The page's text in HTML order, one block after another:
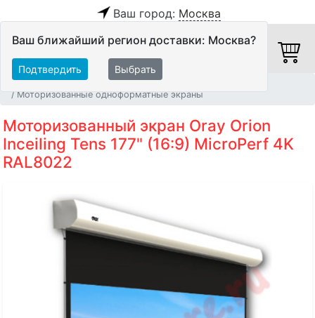
Ваш город: Москва
Ваш ближайший регион доставки: Москва?
Подтвердить Выбрать
Моторизованные одноформатные экраны
Моторизованный экран Oray Orion
Inceiling Tens 177" (16:9) MicroPerf 4K
RAL8022